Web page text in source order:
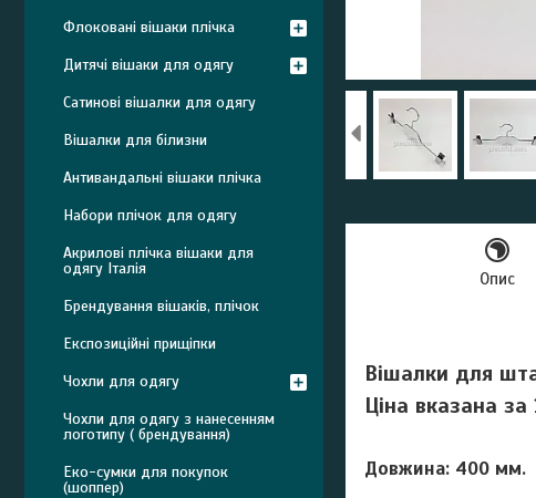
Опис
Вішалки для
Ціна вказана за
Довжина: 400 мм.
Флоковані вішаки плічка
Дитячі вішаки для одягу
Сатинові вішалки для одягу
Вішалки для білизни
Антивандальні вішаки плічка
Набори плічок для одягу
Акрилові плічка вішаки для
одягу Італія
Брендування вішаків, плічок
Експозиційні прищіпки
Чохли для одягу
Чохли для одягу з нанесенням
логотипу ( брендування)
Еко-сумки для покупок
(шоппер)